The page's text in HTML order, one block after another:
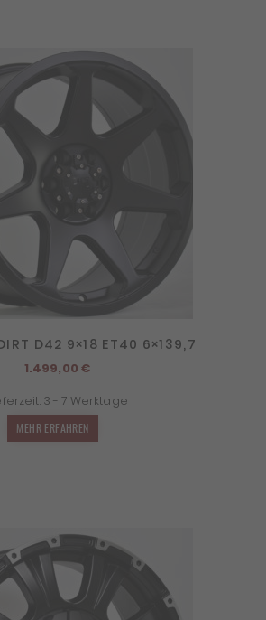
D42 9×18 ET40 6×139,7
1.499,00€
3 - 7 Werktage
MEHR ERFAHREN